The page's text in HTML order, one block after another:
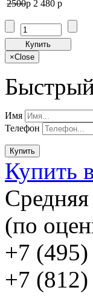
2500p 2 480 p
Купить
×Close
Быстрый
Имя
Телефон
Купить
Купить
(по
+7
+7